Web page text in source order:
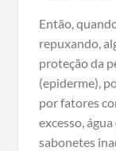
Então,
repuxando,
proteção da
(epiderme),
por fatores
excesso,
sabonetes